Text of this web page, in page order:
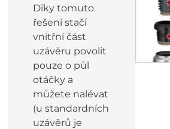
Díky tomuto
řešení stačí
vnitřní část
uzávěru povolit
pouze o půl
otáčky a
můžete nalévat
(u standardních
uzávěrů je